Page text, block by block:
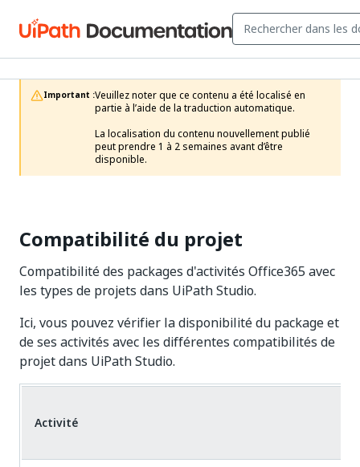
Important :Veuillez noter que ce contenu a été localisé en
partie à l’aide de la traduction automatique.
La localisation du contenu nouvellement publié
peut prendre 1 à 2 semaines avant d’être
disponible.
Compatibilité du projet
Compatibilité des packages d'activités Office365 avec
les types de projets dans UiPath Studio.
Ici, vous pouvez vérifier la disponibilité du package et
de ses activités avec les différentes compatibilités de
projet dans UiPath Studio.
Activité